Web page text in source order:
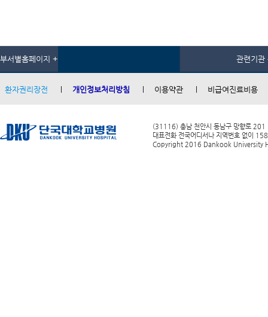
부서별홈페이지 + 관련기관
환자권리장전 개인정보처리방침 이용약관 비급여진료비용
(31116) 충남 천안시 동남구 망향로 201
대표전화 전국어디서나 지역번호 없이
Copyright 2016 Dankook University